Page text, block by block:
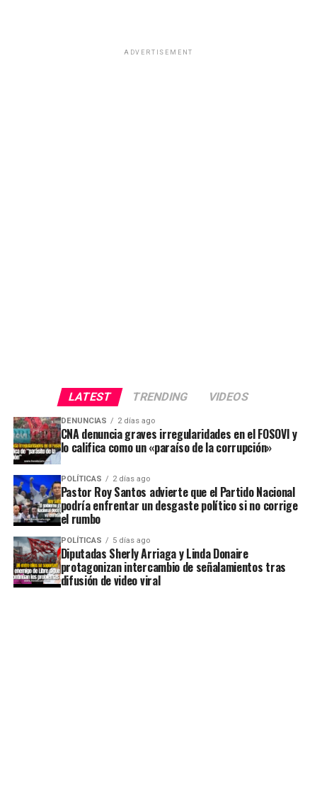
ADVERTISEMENT
LATEST TRENDING VIDEOS
DENUNCIAS 2 días ago
CNA denuncia graves irregularidades en el FOSOVI y
lo califica como un «paraíso de la corrupción»
POLÍTICAS 2 días ago
Pastor Roy Santos advierte que el Partido Nacional
podría enfrentar un desgaste político si no corrige
el rumbo
POLÍTICAS 5 días ago
Diputadas Sherly Arriaga y Linda Donaire
protagonizan intercambio de señalamientos tras
difusión de video viral